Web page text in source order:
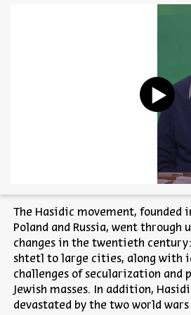
The Hasidic movement, founded
Poland and Russia, went through
changes in the twentieth
shtetl to large cities, along with
challenges of secularization
Jewish masses. In addition,
devastated by the two world wars